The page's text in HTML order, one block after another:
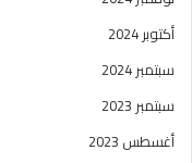
أكتوبر 2024
سبتمبر 2024
سبتمبر 2023
أغسطس 2023